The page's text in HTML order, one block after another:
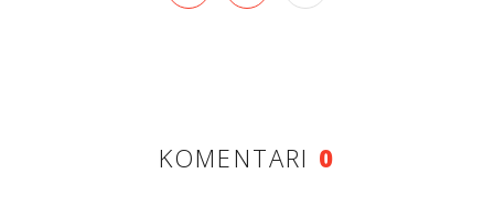
KOMENTARI 0